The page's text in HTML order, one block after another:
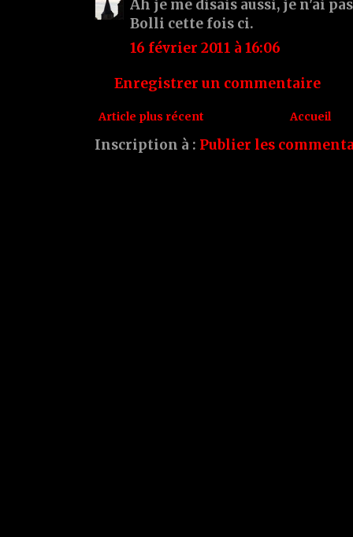
Ah je me disais aussi, je n'ai
Bolli cette fois ci.
16 février 2011 à 16:06
Enregistrer un commentaire
Article plus récent Accueil
Inscription à : Publier les